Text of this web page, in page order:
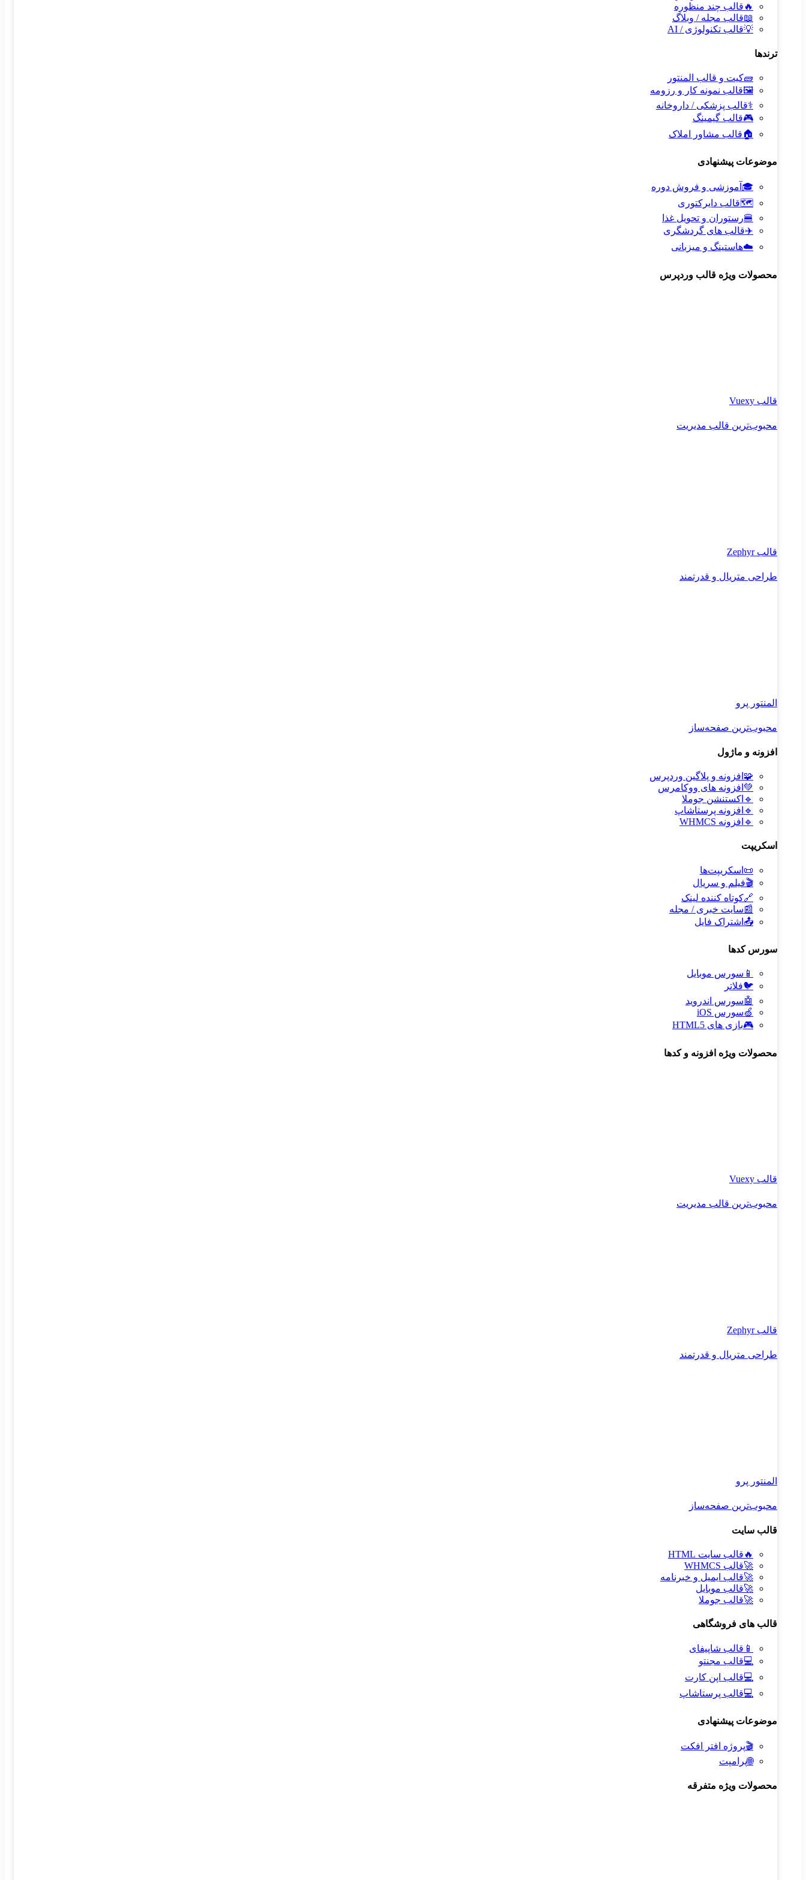
🔥 قالب چند منظوره
📖قالب مجله / وبلاگ
💡قالب تکنولوژی / AI
ترندها
🧱کیت و قالب المنتور
🖼️قالب نمونه کار و رزومه
⚕️قالب پزشکی / داروخانه
🎮قالب گیمینگ
🏠قالب مشاور املاک
موضوعات پیشنهادی
🎓 آموزشی و فروش دوره
🗺️قالب دایرکتوری
🍔رستوران و تحویل غذا
✈️قالب های گردشگری
☁️هاستینگ و میزبانی
محصولات ویژه قالب وردپرس
قالب Vuexy
محبوب‌ترین قالب مدیریت
قالب Zephyr
طراحی متریال و قدرتمند
المنتور پرو
محبوب‌ترین صفحه‌ساز
افزونه و ماژول
🧩 افزونه و پلاگین وردپرس
💚 افزونه های ووکامرس
🔹 اکستنشن جوملا
🔹 افزونه پرستاشاپ
🔹 افزونه WHMCS
اسکریپت
📜 اسکریپت‌ها
🎬فیلم و سریال
🔗کوتاه کننده لینک
📰سایت خبری / مجله
📤 اشتراک فایل
سورس کدها
📱 سورس موبایل
🐦فلاتر
🤖سورس اندروید
🍏سورس iOS
🎮بازی های HTML5
محصولات ویژه افزونه و کدها
قالب Vuexy
محبوب‌ترین قالب مدیریت
قالب Zephyr
طراحی متریال و قدرتمند
المنتور پرو
محبوب‌ترین صفحه‌ساز
قالب سایت
🔥 قالب سایت HTML
🚀قالب WHMCS
🚀قالب ایمیل و خبرنامه
🚀قالب موبایل
🚀قالب جوملا
قالب های فروشگاهی
📱 قالب شاپیفای
💻قالب مجنتو
💻قالب اپن کارت
💻قالب پرستاشاپ
موضوعات پیشنهادی
🎬پروژه افتر افکت
🌐پرامپت
محصولات ویژه متفرقه